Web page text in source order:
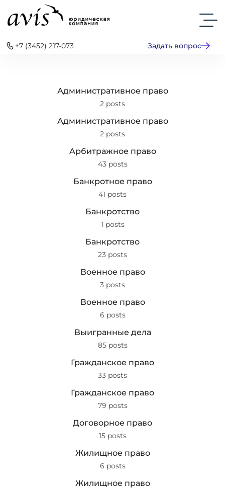
+7 (3452) 217-073 Задать вопрос
Административное право
2 posts
Административное право
2 posts
Арбитражное право
43 posts
Банкротное право
41 posts
Банкротство
1 posts
Банкротство
23 posts
Военное право
3 posts
Военное право
6 posts
Выигранные дела
85 posts
Гражданское право
33 posts
Гражданское право
79 posts
Договорное право
15 posts
Жилищное право
6 posts
Жилищное право